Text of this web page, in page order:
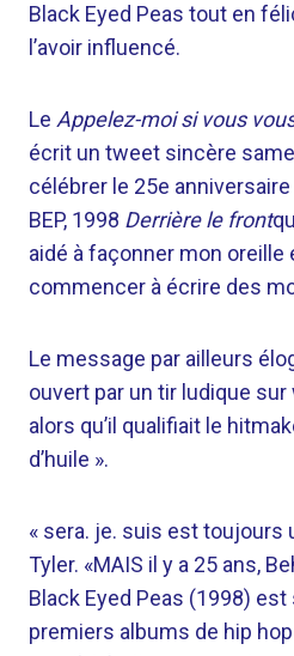
Black Eyed Peas tout en
l’avoir influencé.
Le Appelez-moi si vous
écrit un tweet sincère
célébrer le 25e
BEP, 1998 Derrière le front
aidé à façonner mon oreille
commencer à écrire des
Le message par ailleurs
ouvert par un tir ludique sur
alors qu’il qualifiait le
d’huile ».
« sera. je. suis est toujours
Tyler. «MAIS il y a 25 ans,
Black Eyed Peas (1998) est
premiers albums de hip